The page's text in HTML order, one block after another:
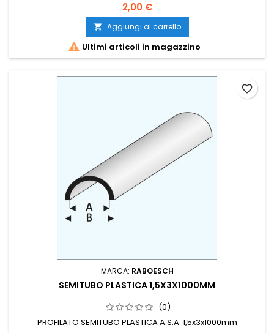
2,00 €
 Aggiungi al carrello
 Ultimi articoli in magazzino
MARCA: RABOESCH
SEMITUBO PLASTICA 1,5X3X1000MM
(0)
PROFILATO SEMITUBO PLASTICA A.S.A. 1,5x3x1000mm
favorite_border